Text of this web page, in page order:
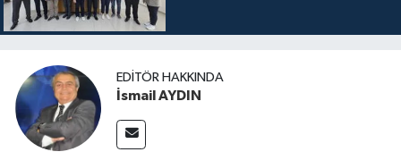
EDITÖR HAKKINDA
İsmail AYDIN